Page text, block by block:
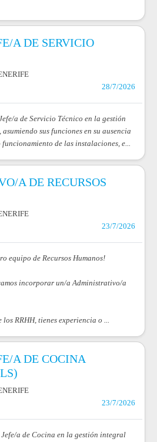
A DE SERVICIO
28/7/2026
a de Servicio Técnico en la gestión
sus funciones en su ausencia
de las instalaciones, e...
A DE RECURSOS
23/7/2026
equipo de Recursos Humanos!
incorporar un/a Administrativo/a
RRHH, tienes experiencia o ...
A DE COCINA
23/7/2026
a de Cocina en la gestión integral